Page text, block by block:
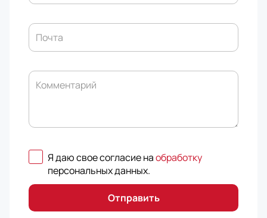
Почта
Комментарий
Я даю свое согласие наобработку
персональных данных.
Отправить